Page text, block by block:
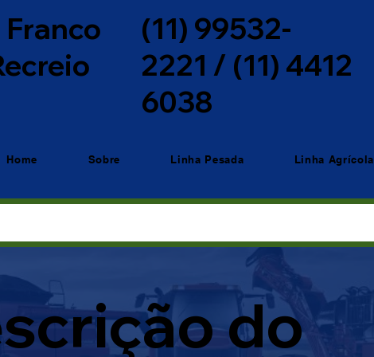
(11) 99532-
2221 / (11) 4412
6038
Home Sobre Linha Pesada Linha Agrícola
do